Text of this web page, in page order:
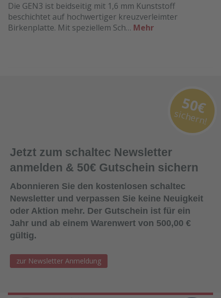
Die GEN3 ist beidseitig mit 1,6 mm Kunststoff
beschichtet auf hochwertiger kreuzverleimter
Birkenplatte. Mit speziellem Sch… Mehr
Jetzt zum schaltec Newsletter
anmelden & 50€ Gutschein sichern
Abonnieren Sie den kostenlosen schaltec
Newsletter und verpassen Sie keine Neuigkeit
oder Aktion mehr. Der Gutschein ist für ein
Jahr und ab einem Warenwert von 500,00 €
gültig.
zur Newsletter Anmeldung
50€
sichern!